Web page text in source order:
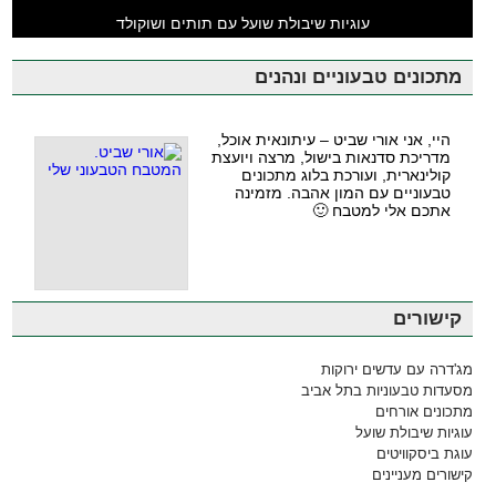
עוגיות שיבולת שועל עם תותים ושוקולד
מתכונים טבעוניים ונהנים
היי, אני אורי שביט – עיתונאית אוכל,
מדריכת סדנאות בישול, מרצה ויועצת
קולינארית, ועורכת בלוג מתכונים
טבעוניים עם המון אהבה. מזמינה
אתכם אלי למטבח 🙂
קישורים
מג'דרה עם עדשים ירוקות
מסעדות טבעוניות בתל אביב
מתכונים אורחים
עוגיות שיבולת שועל
עוגת ביסקוויטים
קישורים מעניינים